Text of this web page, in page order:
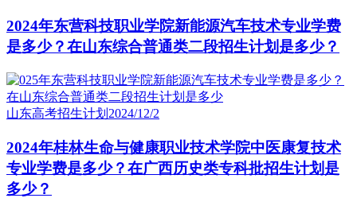
2024年东营科技职业学院新能源汽车技术专业学费
是多少？在山东综合普通类二段招生计划是多少？
山东高考招生计划 2024/12/2
2024年桂林生命与健康职业技术学院中医康复技术
专业学费是多少？在广西历史类专科批招生计划是
多少？